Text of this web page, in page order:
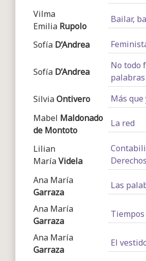
Vilma
Emilia Rupolo
Bailar,
Sofía D‘Andrea
Sofía D’Andrea
No todo
palabras
SilviaOntivero
Más que
Mabel Maldonado
de Montoto
La red
Lilian
MaríaVidela
Ana María
Garraza
Las
Ana María
Garraza
Ana María
Garraza
El